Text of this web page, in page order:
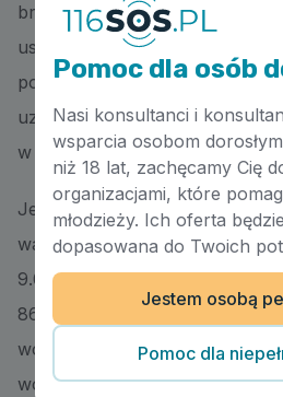
brak określonego rodzaju
usprawiedliwiony. Odmienność
pozostających w takiej relacji
uznania ich za pozostających
w rozumieniu art. 115 § 11 k.k.
Jeśli chodzi o pojęcie
warto wskazać uchwałę Sądu
9.06.1976 r., VI KZP 13/75,
86: Stosunek zależności od
wówczas, gdy pokrzywdzony
woli przeciwstawić się
Pomoc dla osób
Nasi konsultanci i
wsparcia osobom
niż 18 lat, zachęcamy Cię
organizacjami, które
młodzieży. Ich oferta
dopasowana do Twoich
Jestem osobą
Pomoc dla